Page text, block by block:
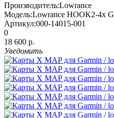
Производитель:Lowrance
Модель:Lowrance HOOK2-4x
Артикул:000-14015-001
0
18 600 р.
Уведомить